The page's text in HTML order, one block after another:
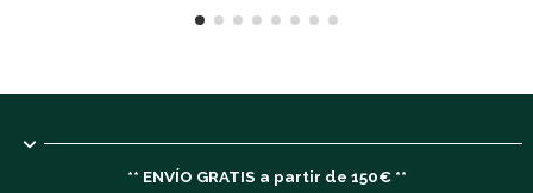
** ENVÍO GRATIS a partir de 150€ **